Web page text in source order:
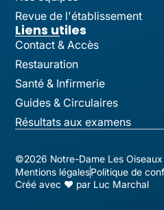
Revue de l'établissement
Liens utiles
Contact & Accès
Restauration
Santé & Infirmerie
Guides & Circulaires
Résultats aux examens
©2026 Notre-Dame Les
Mentions légalesPolitique de
Créé avec ♥ par Luc Marchal